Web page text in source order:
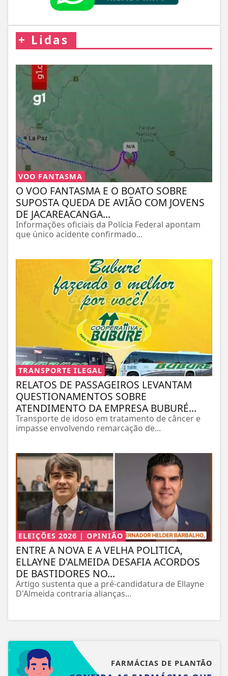
+ Lidas
VOO FANTASMA
O VOO FANTASMA E O BOATO SOBRE
SUPOSTA QUEDA DE AVIÃO COM JOVENS
DE JACAREACANGA...
Informações oficiais da Polícia Federal apontam
que único acidente confirmado...
TRANSPORTE ILEGAL
RELATOS DE PASSAGEIROS LEVANTAM
QUESTIONAMENTOS SOBRE
ATENDIMENTO DA EMPRESA BUBURÉ...
Transporte de idoso em tratamento de câncer e
impasse envolvendo remarcação de...
ELEIÇÕES 2026 | OPINIÃO
ENTRE A NOVA E A VELHA POLITICA,
ELLAYNE D'ALMEIDA DESAFIA ACORDOS
DE BASTIDORES NO...
Artigo sustenta que a pré-candidatura de Ellayne
D'Almeida contraria alianças...
FARMÁCIAS DE PLANTÃO